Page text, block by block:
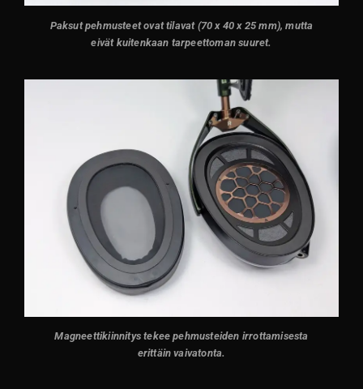
Paksut pehmusteet ovat tilavat (70 x 40 x 25 mm), mutta
eivät kuitenkaan tarpeettoman suuret.
Magneettikiinnitys tekee pehmusteiden irrottamisesta
erittäin vaivatonta.